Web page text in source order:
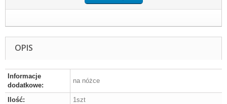
OPIS
Informacje
dodatkowe:
na nóżce
Ilość:
1szt